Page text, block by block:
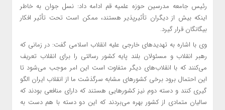
رئیس جامعه مدرسین حوزه علمیه قم ادامه داد: نسل جوان به خاطر
اینکه بیش از دیگران تأثیرپذیر هستند، ممکن است تحت تأثیر افکار
بیگانگان قرار گیرد.
وی با اشاره به تهدیدهای خارجی علیه انقلاب اسلامی گفت: در زمانی که
رهبر انقلاب و مسئولان بلند پایه کشور رسالتی را برای انقلاب تعریف
می‌کنند که با انقلاب‌های دیگر متفاوت است این امر موجب می‌شود تا
این احتمال برود برخی کشورهای مشابه سرگذشت ما از انقلاب ایران الگو
گیری کنند و دسته دوم نیز کشورهایی هستند که دارای منافعی بودند که
سالیان متمادی از کشور بهره می‌بردند که این دو دسته با هم دست به